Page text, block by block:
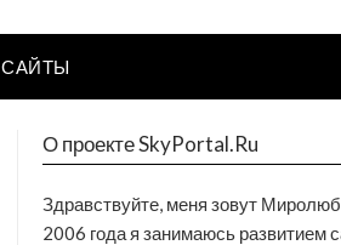
САЙТЫ
О проекте SkyPortal.Ru
Здравствуйте, меня зовут
2006 года я занимаюсь развитием